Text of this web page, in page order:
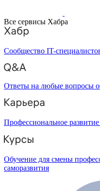
Все сервисы Хабра
Сообщество IT-
Ответы на любые вопросы
Профессиональное
Обучение для смены
саморазвития